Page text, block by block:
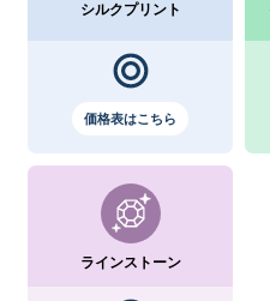
シルクプリント
価格表はこちら
ラインストーン